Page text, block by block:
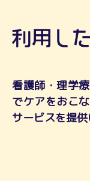
看護師・理学
でケアをおこ
サービスを提供